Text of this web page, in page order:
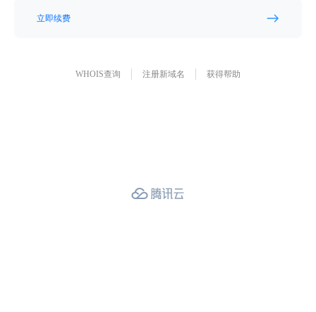
立即续费
WHOIS查询 注册新域名 获得帮助